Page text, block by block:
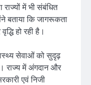
में भी संबंधित
बताया कि जागरूकता
हो रही है।
सेवाओं को सुदृढ़
राज्य में अंगदान और
एवं निजी